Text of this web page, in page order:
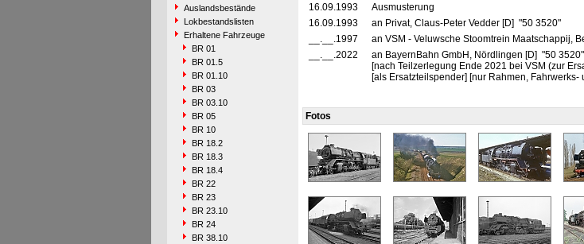
Auslandsbestände
Lokbestandslisten
Erhaltene Fahrzeuge
BR 01
BR 01.5
BR 01.10
BR 03
BR 03.10
BR 05
BR 10
BR 18.2
BR 18.3
BR 18.4
BR 22
BR 23
BR 23.10
BR 24
BR 38.10
16.09.1993
Ausmusterung
16.09.1993
an Privat, Claus-Peter Vedder [D] "50 3520"
__.__.1997
an VSM - Veluwsche Stoomtrein Maatschappij,
__.__.2022
an BayernBahn GmbH, Nördlingen [D] "50 3520"
[nach Teilzerlegung Ende 2021 bei VSM (zur
[als Ersatzteilspender] [nur Rahmen, Fahrwerks-
Fotos